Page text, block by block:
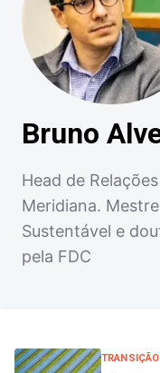
Bruno
Head de
Meridiana.
Sustentável e
pela FDC